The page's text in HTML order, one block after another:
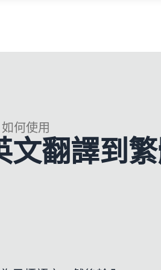
如何使用
文翻譯到